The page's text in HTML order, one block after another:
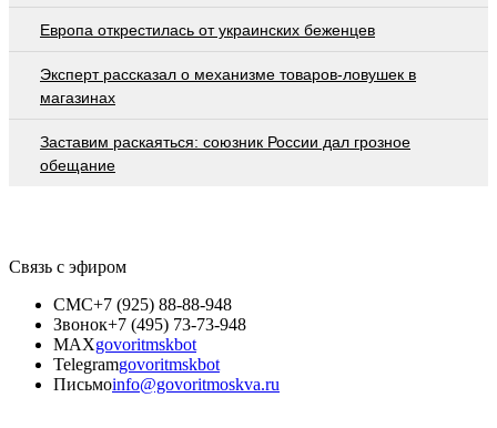
Европа открестилась от украинских беженцев
Эксперт рассказал о механизме товаров-ловушек в
магазинах
Заставим раскаяться: союзник России дал грозное
обещание
Связь с эфиром
СМС+7 (925) 88-88-948
Звонок+7 (495) 73-73-948
MAXgovoritmskbot
Telegramgovoritmskbot
Письмоinfo@govoritmoskva.ru